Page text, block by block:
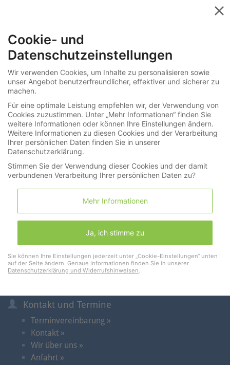
Informationen
Ihre Suche nach "rolex" in Uhren /
Schmuck ergab: 0 Treffer
Suche
Informationen
Kontakt und Termine
Terminvereinbarung »
Kontakt »
Wir über uns »
Anfahrt »
Cookie- und
Datenschutzeinstellungen
Wir verwenden Cookies, um Inhalte zu personalisieren sowie
unser Angebot benutzerfreundlicher, effektiver und sicherer zu
machen.
Für eine optimale Leistung empfehlen wir, der Verwendung von
Cookies zuzustimmen. Unter „Mehr Informationen“ finden Sie
weitere Informationen oder können Ihre Einstellungen ändern.
Weitere Informationen zu diesen Cookies und der Verarbeitung
Ihrer persönlichen Daten finden Sie in unserer
Datenschutzerklärung.
Stimmen Sie der Verwendung dieser Cookies und der damit
verbundenen Verarbeitung Ihrer persönlichen Daten zu?
Mehr Informationen
Ja, ich stimme zu
Sie können Ihre Einstellungen jederzeit unter „Cookie-Einstellungen“ unten
auf der Seite ändern. Genaue Informationen finden Sie in unserer
Datenschutzerklärung und Widerrufshinweisen.